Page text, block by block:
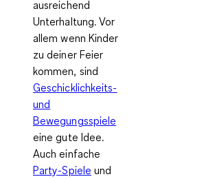
ausreichend
Unterhaltung. Vor
allem wenn Kinder
zu deiner Feier
kommen, sind
Geschicklichkeits-
und
Bewegungsspiele
eine gute Idee.
Auch einfache
Party-Spiele und